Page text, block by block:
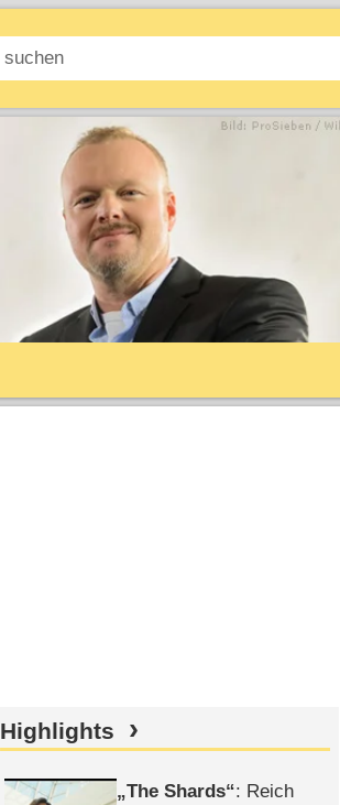
Highlights
The Shards : Reich